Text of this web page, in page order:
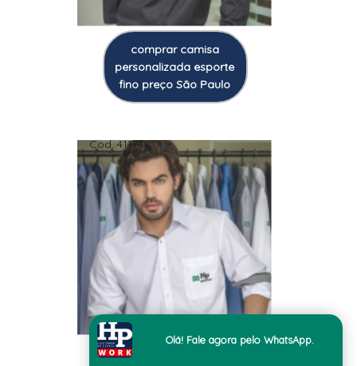
comprar camisa
personalizada esporte
fino preço São Paulo
Cod.:41174
venda de camisa
Olá! Fale agora pelo WhatsApp.